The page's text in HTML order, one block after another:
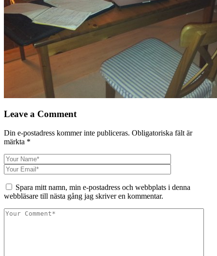
Leave a Comment
Din e-postadress kommer inte publiceras. Obligatoriska fält är
märkta *
Spara mitt namn, min e-postadress och webbplats i denna
webbläsare till nästa gång jag skriver en kommentar.